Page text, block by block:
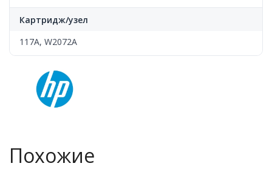
Картридж/узел
117A, W2072A
Похожие